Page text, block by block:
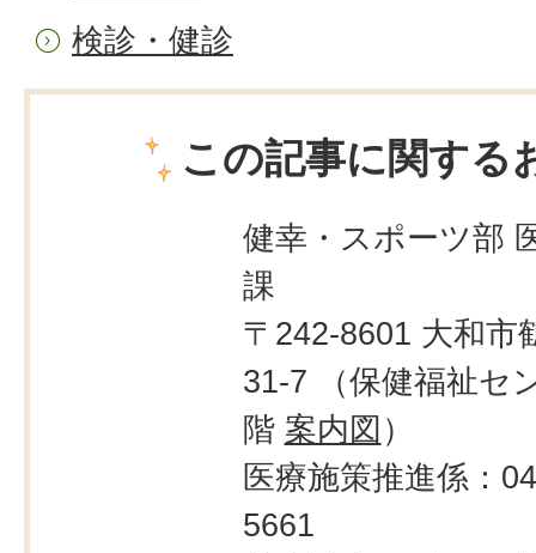
検診・健診
この記事に関する
健幸・スポーツ部
課
〒242-8601 大和市
31-7 （保健福祉セ
階 案内図 ）
医療施策推進係：
5661